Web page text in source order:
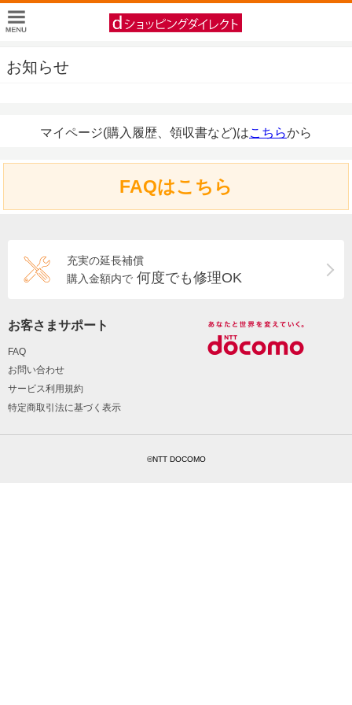
お知らせ
マイページ(購入履歴、領収書など)はこちらから
FAQはこちら
充実の延長補償
購入金額内で 何度でも修理OK
お客さまサポート
FAQ
お問い合わせ
サービス利用規約
特定商取引法に基づく表示
©NTT DOCOMO